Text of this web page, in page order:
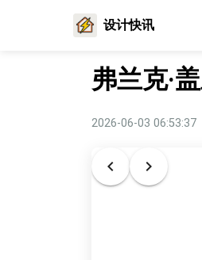
设计快讯
弗兰克·
2026-06-03 06:53:37